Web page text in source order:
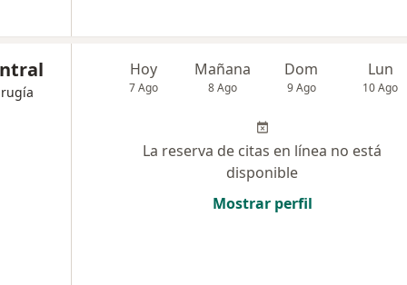
Hoy
7 Ago
Mañana
8 Ago
Dom
9 Ago
Lun
10 Ago
La reserva de citas en línea no está
disponible
Mostrar perfil